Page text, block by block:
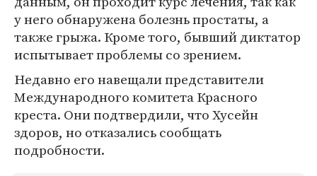
у него обнаружена болезнь простаты, а
также грыжа. Кроме того, бывший диктатор
испытывает проблемы со зрением.
Недавно его навещали представители
Международного комитета Красного
креста. Они подтвердили, что Хусейн
здоров, но отказались сообщать
подробности.